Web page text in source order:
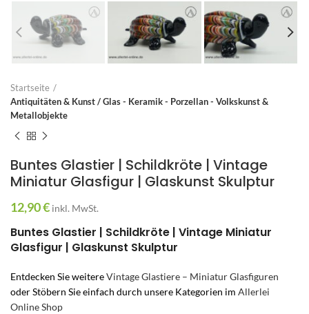
Startseite
Antiquitäten & Kunst / Glas - Keramik - Porzellan - Volkskunst &
Metallobjekte
Buntes Glastier | Schildkröte | Vintage
Miniatur Glasfigur | Glaskunst Skulptur
12,90€ inkl. MwSt.
Buntes Glastier | Schildkröte | Vintage Miniatur
Glasfigur | Glaskunst Skulptur
Entdecken Sie weitereVintage Glastiere – Miniatur Glasfiguren
oder Stöbern Sie einfach durch unsere Kategorien im Allerlei
Online Shop